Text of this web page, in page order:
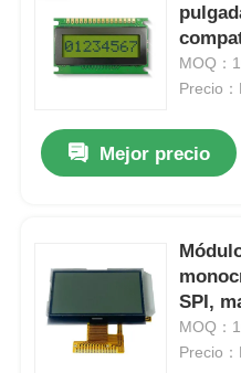
Productos
MOQ：
Precio
Mejor precio
SPI,
MOQ：
Precio